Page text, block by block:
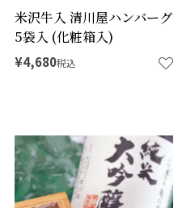
米沢牛入 清川屋ハンバーグ
5袋入 (化粧箱入)
¥4,680税込